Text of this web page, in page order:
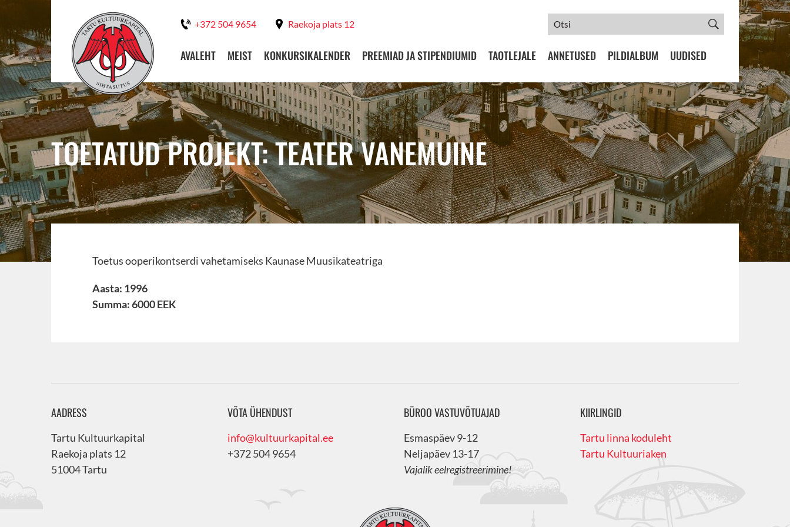
+372 504 9654 Raekoja plats 12
AVALEHT MEIST KONKURSIKALENDER PREEMIAD JA STIPENDIUMID TAOTLEJALE ANNETUSED PILDIALBUM UUDISED
TOETATUD PROJEKT: TEATER VANEMUINE
Toetus ooperikontserdi vahetamiseks Kaunase Muusikateatriga
Aasta: 1996
Summa: 6000 EEK
AADRESS
Tartu Kultuurkapital
Raekoja plats 12
51004 Tartu
VÕTA ÜHENDUST
info@kultuurkapital.ee
+372 504 9654
BÜROO VASTUVÕTUAJAD
Esmaspäev 9-12
Neljapäev 13-17
Vajalik eelregistreerimine!
KIIRLINGID
Tartu linna koduleht
Tartu Kultuuriaken